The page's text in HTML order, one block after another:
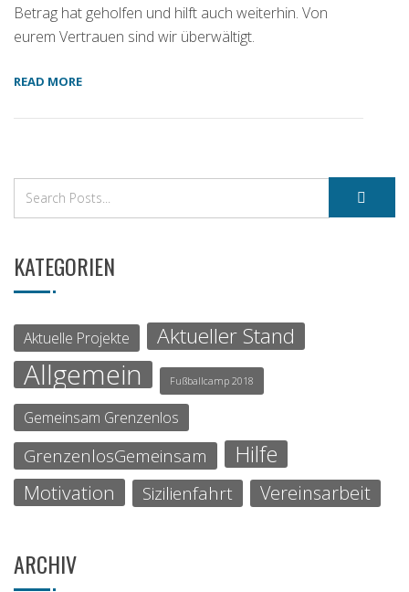
Betrag hat geholfen und hilft auch weiterhin. Von
eurem Vertrauen sind wir überwältigt.
READ MORE
KATEGORIEN
Aktuelle Projekte Aktueller Stand
Allgemein Fußballcamp 2018
Gemeinsam Grenzenlos
GrenzenlosGemeinsam Hilfe
Motivation Sizilienfahrt Vereinsarbeit
ARCHIV